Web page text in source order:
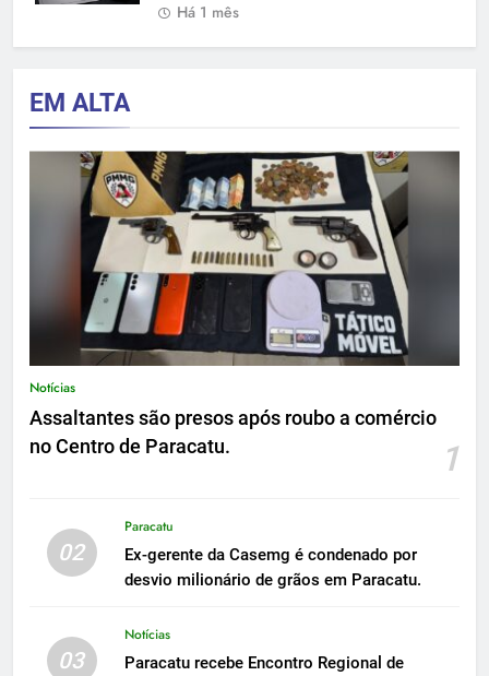
Há 1 mês
EM ALTA
Notícias
Assaltantes são presos após roubo a comércio
no Centro de Paracatu.
1
02
Paracatu
Ex-gerente da Casemg é condenado por
desvio milionário de grãos em Paracatu.
03
Notícias
Paracatu recebe Encontro Regional de